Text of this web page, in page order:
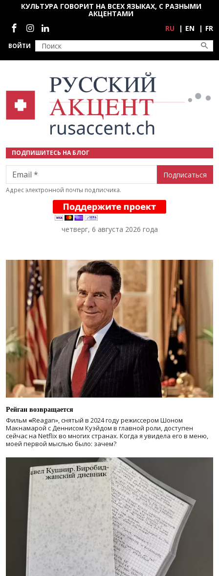
Перейти к основному содержанию
ВОЙТИ
КУЛЬТУРА ГОВОРИТ НА ВСЕХ ЯЗЫКАХ, С РАЗНЫМИ
АКЦЕНТАМИ
Социальные сети
RU EN FR
ПОДПИШИТЕСЬ НА БЛОГ
Email
Адрес электронной почты подписчика.
четверг, 6 августа 2026 года
Рейган возвращается
Фильм «Reagan», снятый в 2024 годурежиссером Шоном
Макнамарой с Деннисом Куэйдом в главной роли, доступен
сейчас на Netflix во многих странах. Когда я увидела его в меню,
моей первой мыслью было: зачем?